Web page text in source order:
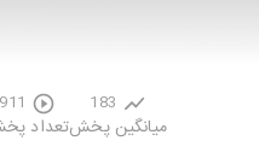
183
میانگین پخش
911
تعداد